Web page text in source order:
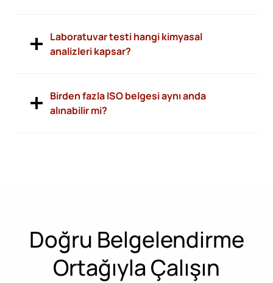
Laboratuvar testi hangi kimyasal
analizleri kapsar?
Birden fazla ISO belgesi aynı anda
alınabilir mi?
Doğru Belgelendirme
Ortağıyla Çalışın